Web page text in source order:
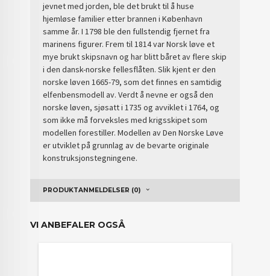
jevnet med jorden, ble det brukt til å huse
hjemløse familier etter brannen i København
samme år. I 1798 ble den fullstendig fjernet fra
marinens figurer. Frem til 1814 var Norsk løve et
mye brukt skipsnavn og har blitt båret av flere skip
i den dansk-norske fellesflåten. Slik kjent er den
norske løven 1665-79, som det finnes en samtidig
elfenbensmodell av. Verdt å nevne er også den
norske løven, sjøsatt i 1735 og avviklet i 1764, og
som ikke må forveksles med krigsskipet som
modellen forestiller. Modellen av Den Norske Løve
er utviklet på grunnlag av de bevarte originale
konstruksjonstegningene.
PRODUKTANMELDELSER (0)
VI ANBEFALER OGSÅ